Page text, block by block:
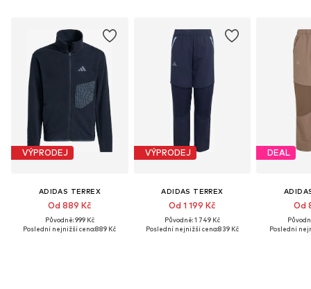
VÝPRODEJ
ADIDAS TERREX
Od 889 Kč
Původně: 999 Kč
Poslední nejnižší cena:889 Kč
VÝPRODEJ
ADIDAS TERREX
Od 1 199 Kč
Původně: 1 749 Kč
Poslední nejnižší cena:839 Kč
DEAL
Od
Poslední